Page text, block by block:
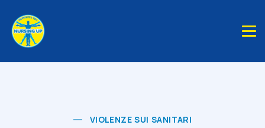
VIOLENZE SUI SANITARI